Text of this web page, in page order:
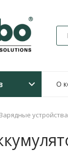
О
устройства